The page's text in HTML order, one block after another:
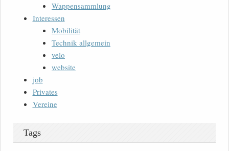
Wappensammlung
Interessen
Mobilität
Technik allgemein
velo
website
job
Privates
Vereine
Tags